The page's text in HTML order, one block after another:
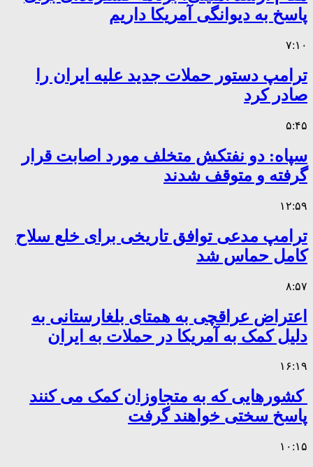
پاسخ به دیوانگی آمریکا داریم
۷:۱۰
ترامپ دستور حملات جدید علیه ایران را
صادر کرد
۵:۴۵
سپاه: دو نفتکش متخلف مورد اصابت قرار
گرفته و متوقف شدند
۱۲:۵۹
ترامپ مدعی توافق تاریخی برای خلع سلاح
کامل حماس شد
۸:۵۷
اعتراض عراقچی به همتای بلغارستانی به
دلیل کمک به آمریکا در حملات به ایران
۱۶:۱۹
کشورهایی که به متجاوزان کمک می کنند
پاسخ سختی خواهند گرفت
۱۰:۱۵